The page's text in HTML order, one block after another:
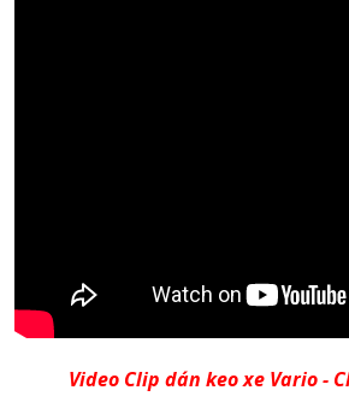
Video Clip dán keo xe Vario -